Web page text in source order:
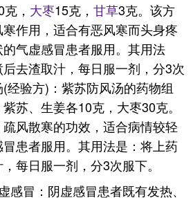
， 大枣15克， 甘草3克。该方
作用，适合有恶风寒而头身疼
气虚感冒患者服用。其用法
去渣取汁，每日服一剂，分3次
验方)：紫苏防风汤的药物组
苏、生姜各10克，大枣30克。
风散寒的功效，适合病情较轻
患者服用。其用法是：将上药
每日服一剂，分3次服下。
冒：阴虚感冒患者既有发热、